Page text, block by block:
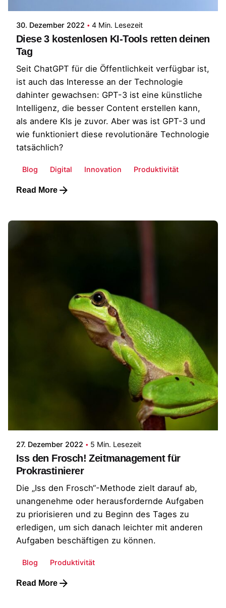
30. Dezember 2022 4 Min. Lesezeit
Diese 3 kostenlosen KI-Tools retten deinen
Tag
Seit ChatGPT für die Öffentlichkeit verfügbar ist,
ist auch das Interesse an der Technologie
dahinter gewachsen: GPT-3 ist eine künstliche
Intelligenz, die besser Content erstellen kann,
als andere KIs je zuvor. Aber was ist GPT-3 und
wie funktioniert diese revolutionäre Technologie
tatsächlich?
Blog Digital Innovation Produktivität
Read More
27. Dezember 2022 5 Min. Lesezeit
Iss den Frosch! Zeitmanagement für
Prokrastinierer
Die „Iss den Frosch“-Methode zielt darauf ab,
unangenehme oder herausfordernde Aufgaben
zu priorisieren und zu Beginn des Tages zu
erledigen, um sich danach leichter mit anderen
Aufgaben beschäftigen zu können.
Blog Produktivität
Read More